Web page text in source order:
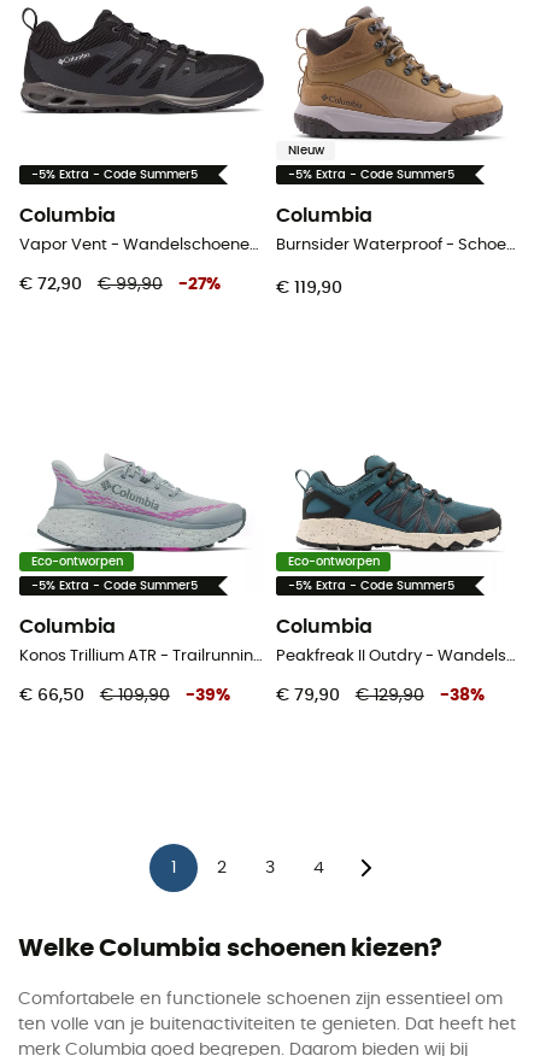
-5% Extra - Code Summer5
Columbia
Vapor Vent - Wandelschoenen Heren
€ 72,90 € 99,90 -27%
Nieuw
-5% Extra - Code Summer5
Columbia
Burnsider Waterproof - Schoenen - Heren
€ 119,90
Eco-ontworpen
-5% Extra - Code Summer5
Columbia
Konos Trillium ATR - Trailrunningschoenen - Dames
€ 66,50 € 109,90 -39%
Eco-ontworpen
-5% Extra - Code Summer5
Columbia
Peakfreak II Outdry - Wandelschoenen - Heren
€ 79,90 € 129,90 -38%
2 3 4
Welke Columbia schoenen kiezen?
Comfortabele en functionele schoenen zijn essentieel om
ten volle van je buitenactiviteiten te genieten. Dat heeft het
merk Columbia goed begrepen. Daarom bieden wij bij